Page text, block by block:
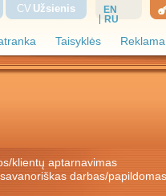
Taisyklės Reklama
CV Užsienis
EN
RU
klientų aptarnavimas